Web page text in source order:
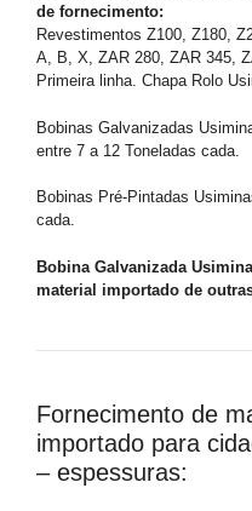
de fornecimento:
Revestimentos Z100, Z180,
A, B, X, ZAR 280, ZAR 345,
Primeira linha. Chapa Rolo
Bobinas Galvanizadas
entre 7 a 12 Toneladas cada.
Bobinas Pré-Pintadas
cada.
Bobina Galvanizada
material importado de
Fornecimento de
importado para
– espessuras: